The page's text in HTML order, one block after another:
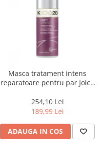
Masca tratament intens
reparatoare pentru par Joico
Mask, 500 ml
254,10 Lei
189,99 Lei
ADAUGA IN COS